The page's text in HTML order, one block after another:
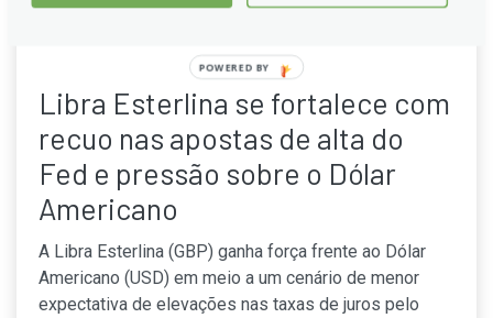
Libra Esterlina se fortalece com
recuo nas apostas de alta do
Fed e pressão sobre o Dólar
Americano
A Libra Esterlina (GBP) ganha força frente ao Dólar
Americano (USD) em meio a um cenário de menor
expectativa de elevações nas taxas de juros pelo
POWERED